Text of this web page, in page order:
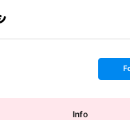
s
t
o
Info